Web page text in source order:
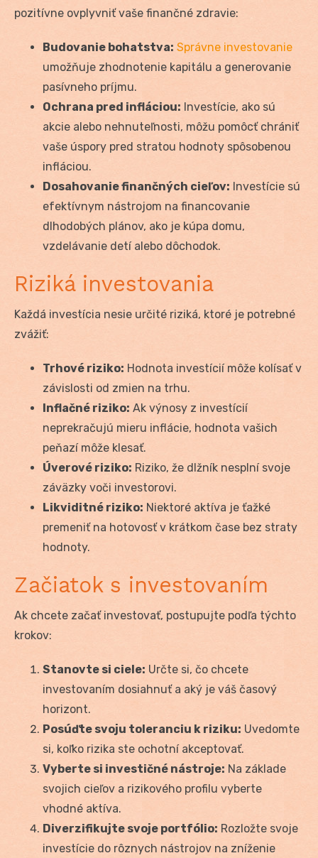
pozitívne ovplyvniť vaše finančné zdravie:
Budovanie bohatstva: Správne investovanie
umožňuje zhodnotenie kapitálu a generovanie
pasívneho príjmu.
Ochrana pred infláciou: Investície, ako sú
akcie alebo nehnuteľnosti, môžu pomôcť chrániť
vaše úspory pred stratou hodnoty spôsobenou
infláciou.
Dosahovanie finančných cieľov: Investície sú
efektívnym nástrojom na financovanie
dlhodobých plánov, ako je kúpa domu,
vzdelávanie detí alebo dôchodok.
Riziká investovania
Každá investícia nesie určité riziká, ktoré je potrebné
zvážiť:
Trhové riziko: Hodnota investícií môže kolísať v
závislosti od zmien na trhu.
Inflačné riziko: Ak výnosy z investícií
neprekračujú mieru inflácie, hodnota vašich
peňazí môže klesať.
Úverové riziko: Riziko, že dlžník nesplní svoje
záväzky voči investorovi.
Likviditné riziko: Niektoré aktíva je ťažké
premeniť na hotovosť v krátkom čase bez straty
hodnoty.
Začiatok s investovaním
Ak chcete začať investovať, postupujte podľa týchto
krokov:
Stanovte si ciele: Určte si, čo chcete
investovaním dosiahnuť a aký je váš časový
horizont.
Posúďte svoju toleranciu k riziku: Uvedomte
si, koľko rizika ste ochotní akceptovať.
Vyberte si investičné nástroje: Na základe
svojich cieľov a rizikového profilu vyberte
vhodné aktíva.
Diverzifikujte svoje portfólio: Rozložte svoje
investície do rôznych nástrojov na zníženie